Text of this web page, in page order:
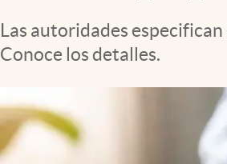
Las autoridades
Conoce los detalles.